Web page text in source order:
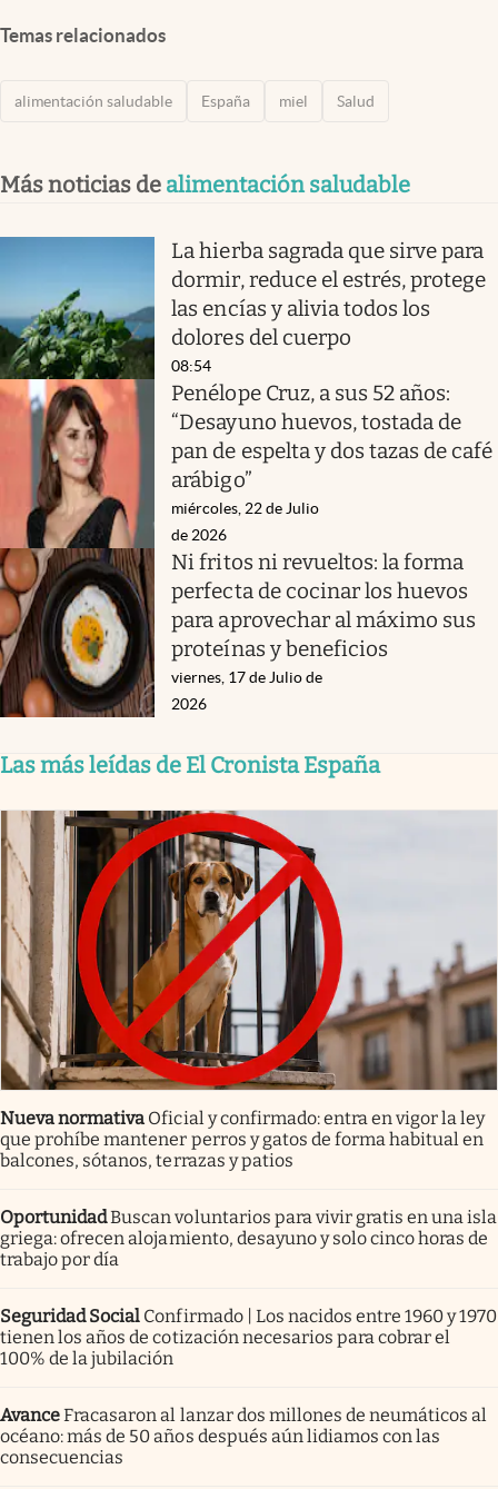
Temas relacionados
alimentación saludable España miel Salud
Más noticias de alimentación saludable
La hierba sagrada que sirve para
dormir, reduce el estrés, protege
las encías y alivia todos los
dolores del cuerpo
08:54
Penélope Cruz, a sus 52 años:
“Desayuno huevos, tostada de
pan de espelta y dos tazas de café
arábigo”
miércoles, 22 de Julio
de 2026
Ni fritos ni revueltos: la forma
perfecta de cocinar los huevos
para aprovechar al máximo sus
proteínas y beneficios
viernes, 17 de Julio de
2026
Las más leídas de El Cronista España
Nueva normativa Oficial y confirmado: entra en vigor la ley
que prohíbe mantener perros y gatos de forma habitual en
balcones, sótanos, terrazas y patios
OportunidadBuscan voluntarios para vivir gratis en una isla
griega: ofrecen alojamiento, desayuno y solo cinco horas de
trabajo por día
Seguridad Social Confirmado | Los nacidos entre 1960 y 1970
tienen los años de cotización necesarios para cobrar el
100% de la jubilación
AvanceFracasaron al lanzar dos millones de neumáticos al
océano: más de 50 años después aún lidiamos con las
consecuencias